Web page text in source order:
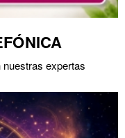
expertas